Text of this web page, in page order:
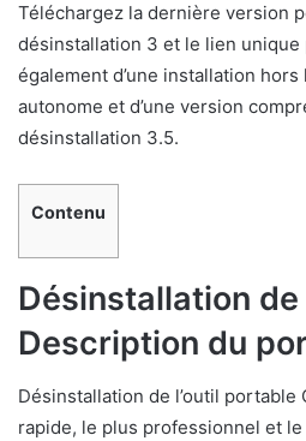
Téléchargez la dernière version
désinstallation 3 et le lien unique
également d’une installation hors
autonome et d’une version
désinstallation 3.5.
Contenu
Désinstallation de
Description du
Désinstallation de l’outil portable
rapide, le plus professionnel et